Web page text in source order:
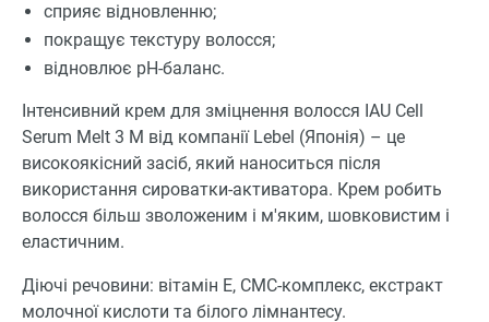
сприяє відновленню;
покращує текстуру волосся;
відновлює pH-баланс.
Інтенсивний крем для зміцнення волосся IAU Cell
Serum Melt 3 M від компанії Lebel (Японія) – це
високоякісний засіб, який наноситься після
використання сироватки-активатора. Крем робить
волосся більш зволоженим і м'яким, шовковистим і
еластичним.
Діючі речовини: вітамін Е, СМС-комплекс, екстракт
молочної кислоти та білого лімнантесу.